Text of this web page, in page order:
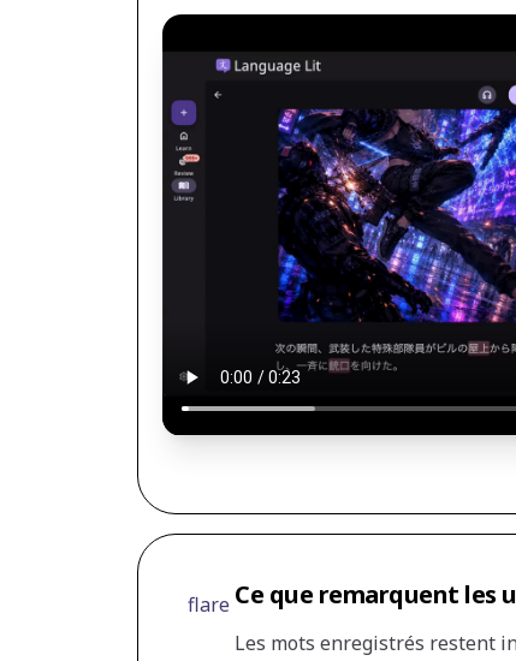
flare Ce que remarquent les
Les mots enregistrés restent